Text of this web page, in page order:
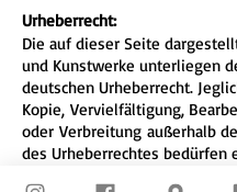
Urheberrecht:
Die auf dieser Seite
und Kunstwerke unterliegen
deutschen Urheberrecht.
Kopie, Vervielfältigung,
oder Verbreitung außerhalb
des Urheberrechtes bedürfen